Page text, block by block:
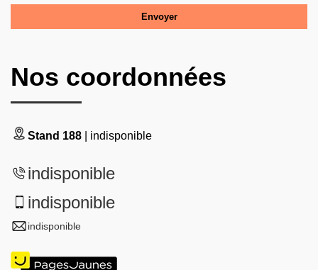
Nos coordonnées
Stand 188 | indisponible
indisponible
indisponible
indisponible